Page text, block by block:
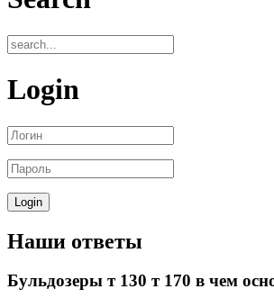
Login
Наши ответы
Бульдозеры т 130 т 170 в чем